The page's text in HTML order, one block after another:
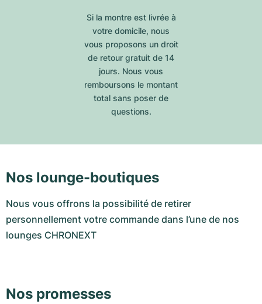
Si la montre est livrée à
votre domicile, nous
vous proposons un droit
de retour gratuit de 14
jours. Nous vous
remboursons le montant
total sans poser de
questions.
Nos lounge-boutiques
Nous vous offrons la possibilité de retirer
personnellement votre commande dans l’une de nos
lounges CHRONEXT
Nos promesses